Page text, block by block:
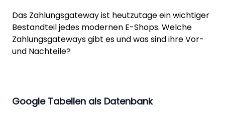
Das Zahlungsgateway ist heutzutage ein wichtiger
Bestandteil jedes modernen E-Shops. Welche
Zahlungsgateways gibt es und was sind ihre Vor-
und Nachteile?
Google Tabellen als Datenbank